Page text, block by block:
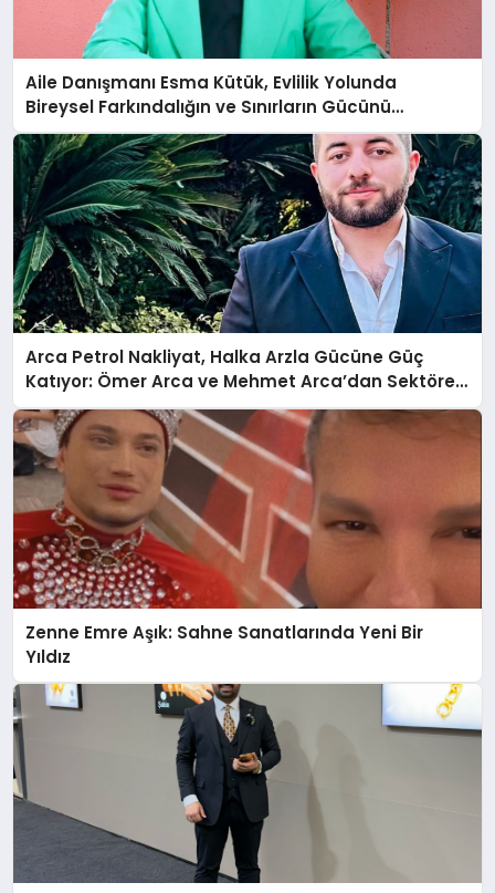
Aile Danışmanı Esma Kütük, Evlilik Yolunda
Bireysel Farkındalığın ve Sınırların Gücünü
Anlatıyor
Arca Petrol Nakliyat, Halka Arzla Gücüne Güç
Katıyor: Ömer Arca ve Mehmet Arca’dan Sektöre
Güçlü Yatırım
Zenne Emre Aşık: Sahne Sanatlarında Yeni Bir
Yıldız